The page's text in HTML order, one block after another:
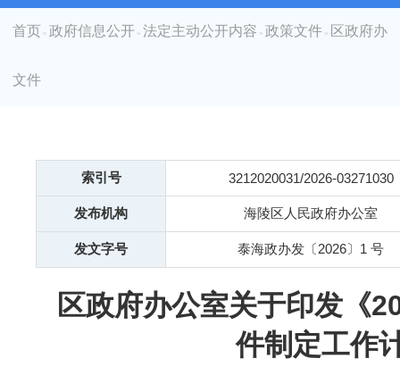
首页 > 政府信息公开 > 法定主动公开内容 > 政策文件 > 区政府办
文件
索引号 3212020031/2026-03271030
发布机构 海陵区人民政府办公室
发文字号 泰海政办发〔2026〕1 号
区政府办公室关于印发《
件制定工作